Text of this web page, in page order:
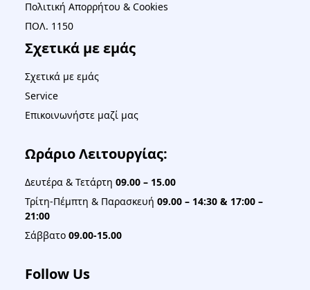
Πολιτική Απορρήτου & Cookies
ΠΟΛ. 1150
Σχετικά με εμάς
Σχετικά με εμάς
Service
Επικοινωνήστε μαζί μας
Ωράριο Λειτουργίας:
Δευτέρα & Τετάρτη 09.00 – 15.00
Τρίτη-Πέμπτη & Παρασκευή 09.00 – 14:30 & 17:00 –
21:00
Σάββατο 09.00-15.00
Follow Us